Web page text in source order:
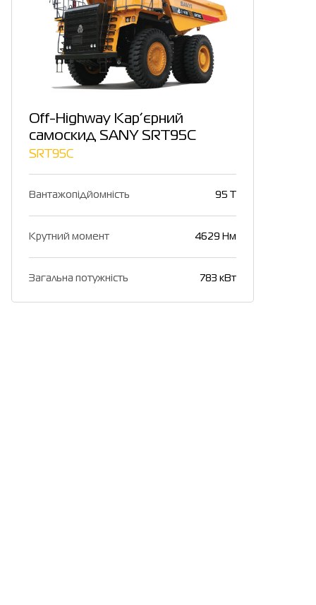
Off-Highway Кар’єрний
самоскид SANY SRT95C
SRT95C
Вантажопідйомність 95 T
Крутний момент 4629 Нм
Загальна потужність 783 кВт